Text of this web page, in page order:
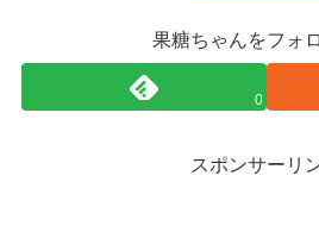
果糖ちゃんをフォ
0
スポンサーリ